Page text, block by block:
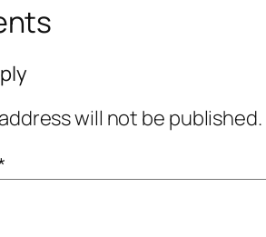
will not be published.